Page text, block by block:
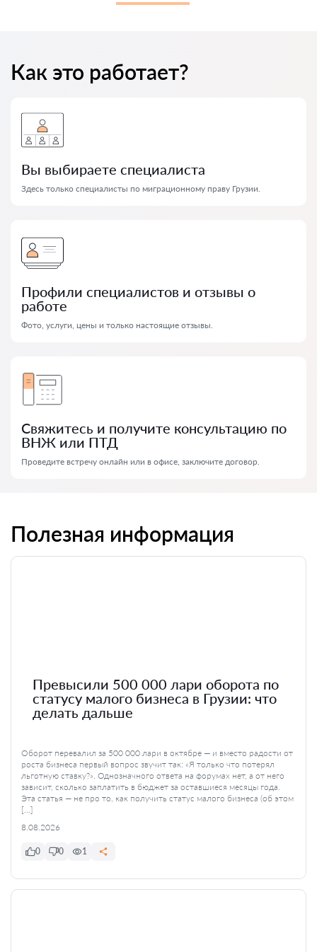
Как это работает?
Вы выбираете специалиста
Здесь только специалисты по миграционному праву Грузии.
Профили специалистов и отзывы о
работе
Фото, услуги, цены и только настоящие отзывы.
Свяжитесь и получите консультацию по
ВНЖ или ПТД
Проведите встречу онлайн или в офисе, заключите договор.
Полезная информация
Превысили 500 000 лари оборота по
статусу малого бизнеса в Грузии: что
делать дальше
Оборот перевалил за 500 000 лари в октябре — и вместо радости от
роста бизнеса первый вопрос звучит так: «Я только что потерял
льготную ставку?». Однозначного ответа на форумах нет, а от него
зависит, сколько заплатить в бюджет за оставшиеся месяцы года.
Эта статья — не про то, как получить статус малого бизнеса (об этом
[…]
8.08.2026
0 0 1